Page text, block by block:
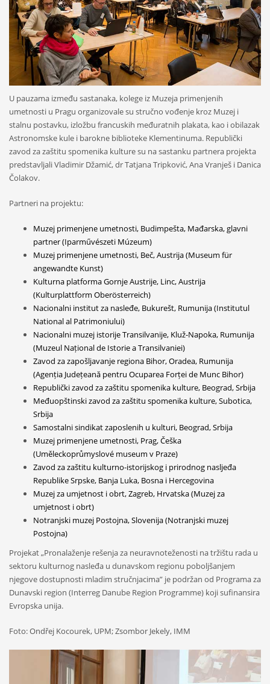
U pauzama između sastanaka, kolege iz Muzeja primenjenih
umetnosti u Pragu organizovale su stručno vođenje kroz Muzej i
stalnu postavku, izložbu francuskih međuratnih plakata, kao i obilazak
Astronomske kule i barokne biblioteke Klementinuma. Republički
zavod za zaštitu spomenika kulture su na sastanku partnera projekta
predstavljali Vladimir Džamić, dr Tatjana Tripković, Ana Vranješ i Danica
Čolakov.
Partneri na projektu:
Muzej primenjene umetnosti, Budimpešta, Mađarska, glavni
partner (Iparművészeti Múzeum)
Muzej primenjene umetnosti, Beč, Austrija (Museum für
angewandte Kunst)
Kulturna platforma Gornje Austrije, Linc, Austrija
(Kulturplattform Oberösterreich)
Nacionalni institut za nasleđe, Bukurešt, Rumunija (Institutul
National al Patrimoniului)
Nacionalni muzej istorije Transilvanije, Kluž-Napoka, Rumunija
(Muzeul Național de Istorie a Transilvaniei)
Zavod za zapošljavanje regiona Bihor, Oradea, Rumunija
(Agenția Județeană pentru Ocuparea Forței de Munc Bihor)
Republički zavod za zaštitu spomenika kulture, Beograd, Srbija
Međuopštinski zavod za zaštitu spomenika kulture, Subotica,
Srbija
Samostalni sindikat zaposlenih u kulturi, Beograd, Srbija
Muzej primenjene umetnosti, Prag, Češka
(Uměleckoprůmyslové museum v Praze)
Zavod za zaštitu kulturno-istorijskog i prirodnog nasljeđa
Republike Srpske, Banja Luka, Bosna i Hercegovina
Muzej za umjetnost i obrt, Zagreb, Hrvatska (Muzej za
umjetnost i obrt)
Notranjski muzej Postojna, Slovenija (Notranjski muzej
Postojna)
Projekat „Pronalaženje rešenja za neuravnoteženosti na tržištu rada u
sektoru kulturnog nasleđa u dunavskom regionu poboljšanjem
njegove dostupnosti mladim stručnjacima” je podržan od Programa za
Dunavski region (Interreg Danube Region Programme) koji sufinansira
Evropska unija.
Foto: Ondřej Kocourek, UPM; Zsombor Jekely, IMM